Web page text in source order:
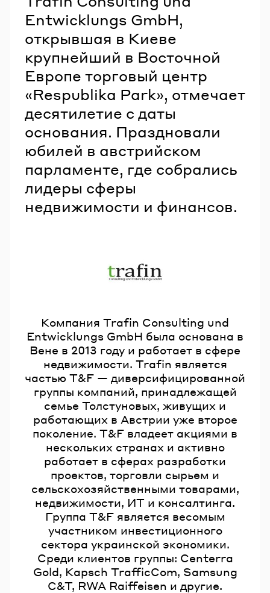
Entwicklungs GmbH,
открывшая в Киеве
крупнейший в Восточной
Европе торговый центр
«Respublika Park», отмечает
десятилетие с даты
основания. Праздновали
юбилей в австрийском
парламенте, где собрались
лидеры сферы
недвижимости и финансов.
Компания Trafin Consulting und
Entwicklungs GmbH была основана в
Вене в 2013 году и работает в сфере
недвижимости. Trafin является
частью T&F — диверсифицированной
группы компаний, принадлежащей
семье Толстуновых, живущих и
работающих в Австрии уже второе
поколение. T&F владеет акциями в
нескольких странах и активно
работает в сферах разработки
проектов, торговли сырьем и
сельскохозяйственными товарами,
недвижимости, ИТ и консалтинга.
Группа T&F является весомым
участником инвестиционного
сектора украинской экономики.
Среди клиентов группы: Centerra
Gold, Kapsch TrafficCom, Samsung
C&T, RWA Raiffeisen и другие.